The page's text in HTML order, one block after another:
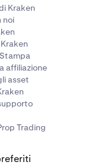
Kraken
noi
affiliazione
asset
Trading